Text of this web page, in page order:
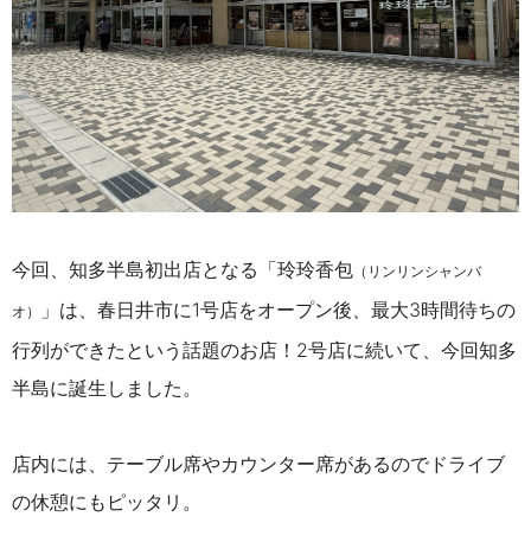
今回、知多半島初出店となる「玲玲香包 （リンリンシャンバ
オ）
」は、春日井市に1号店をオープン後、最大3時間待ちの
行列ができたという話題のお店！2号店に続いて、今回知多
半島に誕生しました。
店内には、テーブル席やカウンター席があるのでドライブ
の休憩にもピッタリ。